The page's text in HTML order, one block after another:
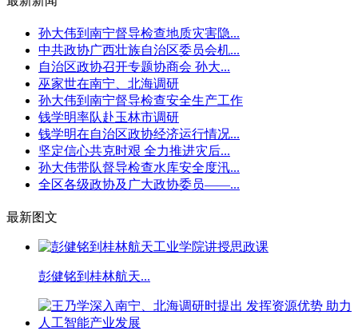
孙大伟到南宁督导检查地质灾害隐...
中共政协广西壮族自治区委员会机...
自治区政协召开专题协商会 孙大...
巫家世在南宁、北海调研
孙大伟到南宁督导检查安全生产工作
钱学明率队赴玉林市调研
钱学明在自治区政协经济运行情况...
坚定信心共克时艰 全力推进灾后...
孙大伟带队督导检查水库安全度汛...
全区各级政协及广大政协委员——...
最新图文
彭健铭到桂林航天...